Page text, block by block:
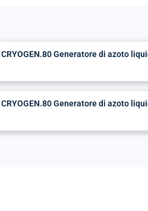
CRYOGEN.80 Generatore di azoto
CRYOGEN.80 Generatore di azoto